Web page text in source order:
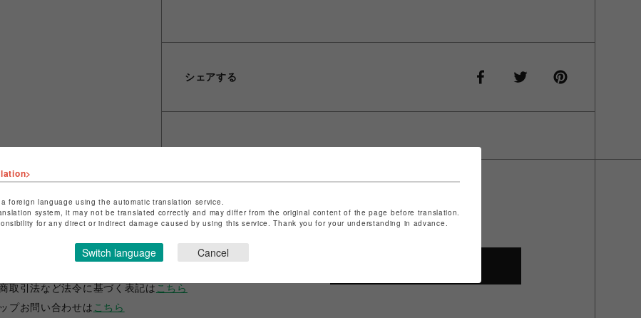
シェアする
プ名
ベイビー、ザ スターズ シャイン ブライト/アリス アンド ザ
名古屋PARCO
取引法など法令に基づく表記は こちら
プお問い合わせは こちら
foreign language using the automatic translation service.
system, it may not be translated correctly and may differ from the original content of the page before translation.
for any direct or indirect damage caused by using this service. Thank you for your understanding in advance.
Switch language Cancel